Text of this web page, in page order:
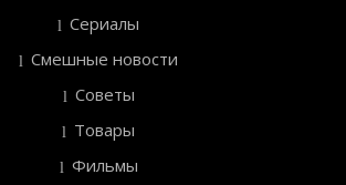
Сериалы
Смешные новости
Советы
Товары
Фильмы